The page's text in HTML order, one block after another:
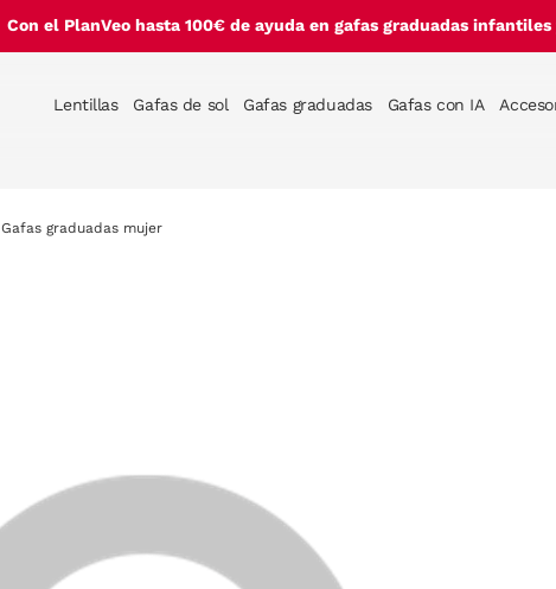
Con el PlanVeo hasta 100€ de ayuda en gafas graduadas
Lentillas Gafas de sol Gafas graduadas Gafas con IA
Gafas graduadas mujer